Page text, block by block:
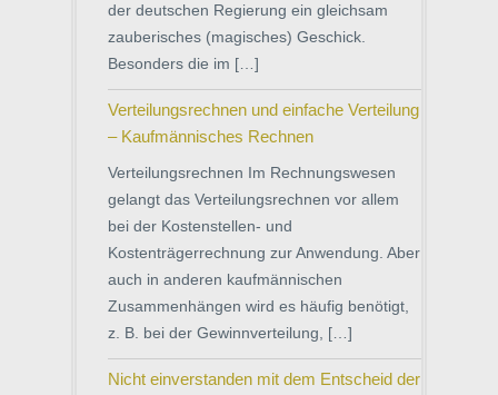
der deutschen Regierung ein gleichsam
zauberisches (magisches) Geschick.
Besonders die im […]
Verteilungsrechnen und einfache Verteilung
– Kaufmännisches Rechnen
Verteilungsrechnen Im Rechnungswesen
gelangt das Verteilungsrechnen vor allem
bei der Kostenstellen- und
Kostenträgerrechnung zur Anwendung. Aber
auch in anderen kaufmännischen
Zusammenhängen wird es häufig benötigt,
z. B. bei der Gewinnverteilung, […]
Nicht einverstanden mit dem Entscheid der